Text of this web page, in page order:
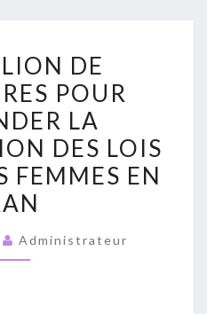
MILLION
DE
SIGNATURES
POUR
DEMANDER
LA
MODIFICATION
DES
LOIS
DE
POUR
LA
DES LOIS
FEMMES EN
Administrateur